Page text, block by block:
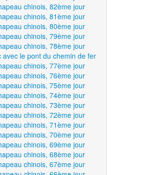
chinois, 82ème jour
chinois, 81ème jour
chinois, 80ème jour
chinois, 79ème jour
chinois, 78ème jour
avec le pont du chemin de fer
chinois, 77ème jour
chinois, 76ème jour
chinois, 75ème jour
chinois, 74ème jour
chinois, 73ème jour
chinois, 72ème jour
chinois, 71ème jour
chinois, 70ème jour
chinois, 69ème jour
chinois, 68ème jour
chinois, 67ème jour